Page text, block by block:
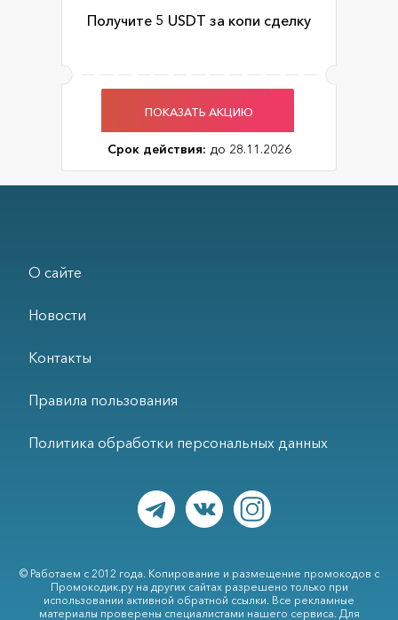
Получите 5 USDT за копи сделку
ПОКАЗАТЬ АКЦИЮ
Срок действия: до 28.11.2026
О сайте
Новости
Контакты
Правила пользования
Политика обработки персональных данных
© Работаем с 2012 года. Копирование и размещение промокодов с
Промокодик.ру на других сайтах разрешено только при
использовании активной обратной ссылки. Все рекламные
материалы проверены специалистами нашего сервиса. Для